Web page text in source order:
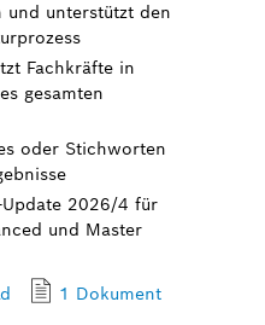
und unterstützt den
Fachkräfte in
gesamten
oder Stichworten
2026/4 für
und Master
1 Dokument